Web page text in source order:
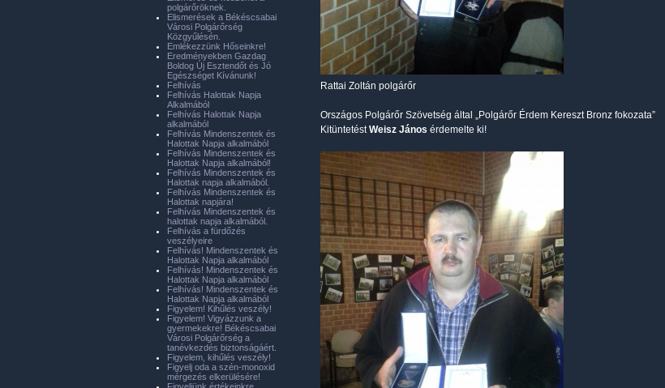
Rattai Zoltán polgárőr
Országos Polgárőr Szövetség által „Polgárőr Érdem Kereszt Bronz fokozata”
KitüntetéstWeisz János érdemelte ki!
polgárőröknek.
Elismerések a Békéscsabai
Városi Polgárőrség
Közgyűlésén.
Emlékezzünk Hőseinkre!
Eredményekben Gazdag
Boldog Új Esztendőt és Jó
Egészséget Kívánunk!
Felhívás
Felhívás Halottak Napja
Alkalmából
Felhívás Halottak Napja
alkalmából
Felhívás Mindenszentek és
Halottak Napja alkalmából
Felhívás Mindenszentek és
Halottak Napja alkalmából!
Felhívás Mindenszentek és
Halottak napja alkalmából.
Felhívás Mindenszentek és
Halottak napjára!
Felhívás Mindenszentek és
halottak napja alkalmából.
Felhívás a fürdőzés
veszélyeire
Felhívás! Mindenszentek és
Halottak Napja alkalmából
Felhívás! Mindenszentek és
Halottak Napja alkalmából
Felhívás! Mindenszentek és
Halottak Napja alkalmából
Figyelem! Kihűlés veszély!
Figyelem! Vigyázzunk a
gyermekekre! Békéscsabai
Városi Polgárőrség a
tanévkezdés biztonságáért.
Figyelem, kihűlés veszély!
Figyelj oda a szén-monoxid
mérgezés elkerülésére!